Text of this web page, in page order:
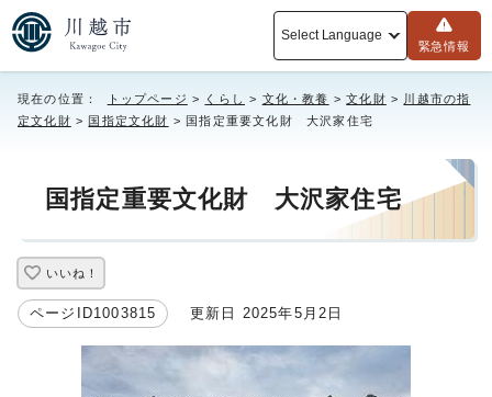
Select Language
緊急情報
現在の位置： トップページ > くらし > 文化・教養 >文化財 > 川越市の指
定文化財 > 国指定文化財 > 国指定重要文化財 大沢家住宅
国指定重要文化財 大沢家住宅
いいね！
ページID1003815 更新日 2025年5月2日